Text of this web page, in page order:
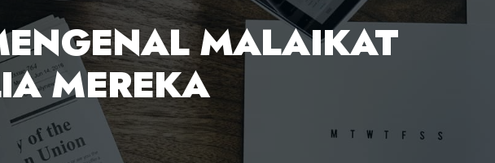
MALAIKAT
MEREKA